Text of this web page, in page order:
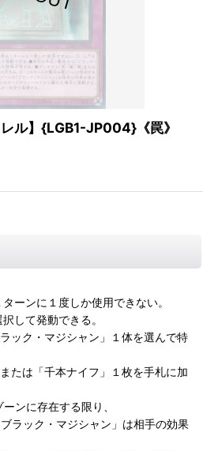
ル】{LGB1-JP004}《罠》
ーンに１度しか使用できない。
して発動できる。
ック・マジシャン」１体を選んで特
たは「千本ナイフ」１枚を手札に加
ンに存在する限り、
ラック・マジシャン」は相手の効果